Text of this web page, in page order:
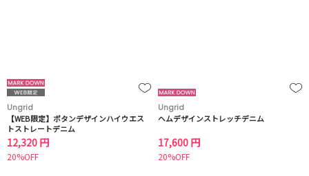
Ungrid
【WEB限定】ボタンデザインハイウエス
トストレートデニム
12,320 円
20%OFF
Ungrid
ヘムデザインストレッチデニム
17,600 円
20%OFF